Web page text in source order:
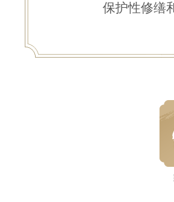
保护性修缮